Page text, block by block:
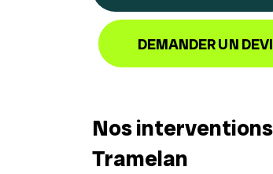
DEMANDER UN
Nos
Tramelan